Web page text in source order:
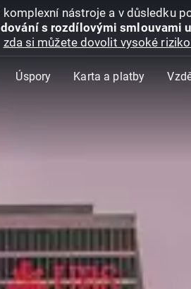
nástroje a v důsledku
s rozdílovými smlouvami
zda si můžete dovolit vysoké
Úspory Karta a platby